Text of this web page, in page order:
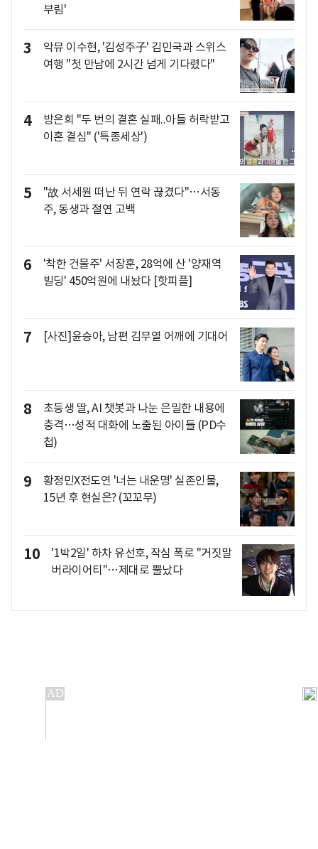
부림'
3
악뮤 이수현, '김성주子' 김민국과 스위스
여행 "첫 만남에 2시간 넘게 기다렸다"
4
방은희 "두 번의 결혼 실패..아들 허락받고
이혼 결심" ('특종세상')
5
"故 서세원 떠난 뒤 연락 끊겼다"…서동
주, 동생과 절연 고백
6
'착한 건물주' 서장훈, 28억에 산 '양재역
빌딩' 450억원에 내놨다 [핫피플]
7 [사진]윤승아, 남편 김무열 어깨에 기대어
8
초등생 딸, AI 챗봇과 나눈 은밀한 내용에
충격…성적 대화에 노출된 아이들 (PD수
첩)
9
황정민X전도연 '너는 내운명' 실존인물,
15년 후 현실은? (꼬꼬무)
10
'1박2일' 하차 유선호, 작심 폭로 "거짓말
버라이어티"…제대로 뿔났다